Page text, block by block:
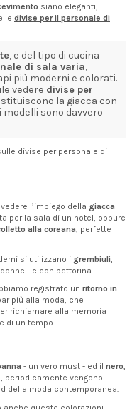
siano eleganti,
le divise per il personale di
, e del tipo di cucina
di sala varia,
più moderni e colorati.
vedere divise per
la giacca con
modelli sono davvero
divise per personale di
l’impiego della giacca
per la sala di un hotel, oppure
alla coreana, perfette
si utilizzano i grembiuli
- e con pettorina.
registrato un ritorno in
più alla moda, che
richiamare alla memoria
di un tempo.
- un vero must - ed il nero,
periodicamente vengono
della moda contemporanea.